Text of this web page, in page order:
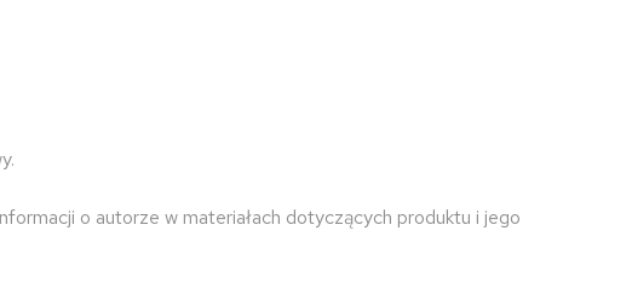
o autorze w materiałach dotyczących produktu i jego